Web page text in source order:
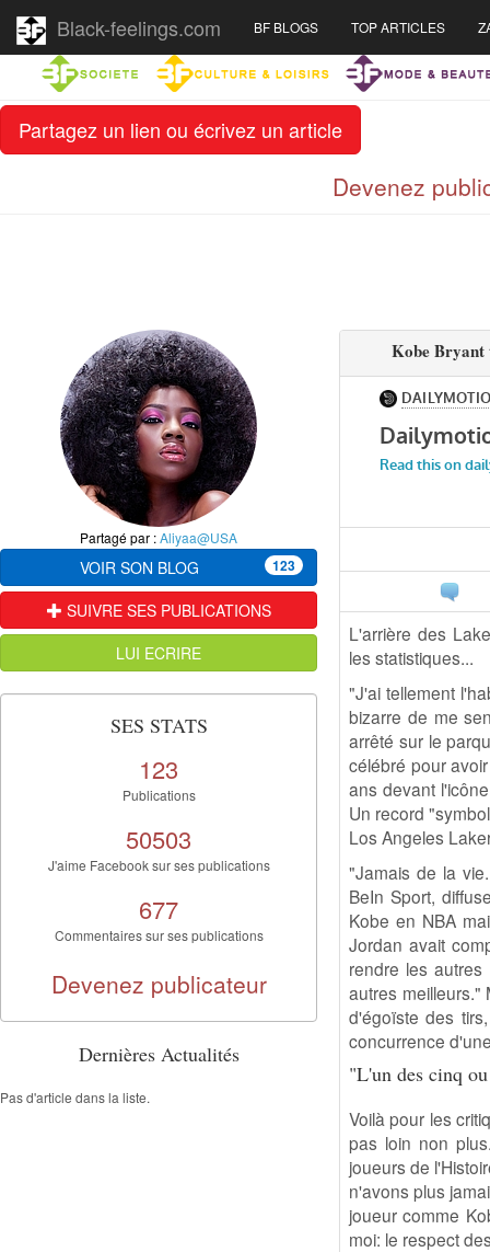
Partagez un lien ou écrivez un article
Black-feelings.com BF BLOGS TOP ARTICLES
Devenez
Kobe Bryant
L'arrière des
les statistiques...
"J'ai tellement
bizarre de me
arrêté sur le
célébré pour
ans devant
Un record
Los Angeles
"Jamais de la
BeIn Sport,
Kobe en NBA
Jordan avait
rendre les
autres meilleurs."
d'égoïste des
concurrence
"L'un des cinq
Voilà pour les
pas loin non
joueurs de
n'avons plus
joueur comme
moi: le respect
Partagé par :Aliyaa@USA
VOIR SON BLOG 123
SUIVRE SES PUBLICATIONS
LUI ECRIRE
SES STATS
123
Publications
50503
J'aime Facebook sur ses publications
677
Commentaires sur ses publications
Devenez publicateur
Dernières Actualités
Pas d'article dans la liste.